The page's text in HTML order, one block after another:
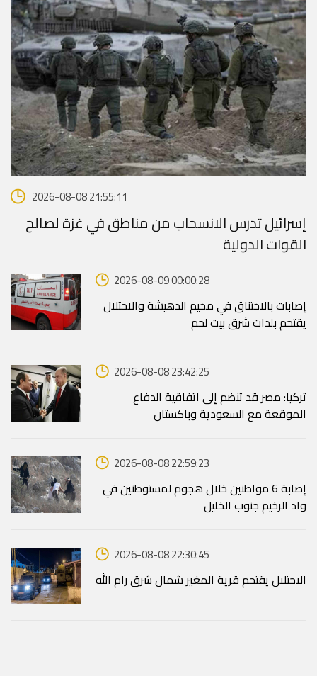
2026-08-08 21:55:11
إسرائيل تدرس الانسحاب من مناطق في غزة لصالح
القوات الدولية
2026-08-09 00:00:28
إصابات بالاختناق في مخيم الدهيشة والاحتلال
يقتحم بلدات شرق بيت لحم
2026-08-08 23:42:25
تركيا: مصر قد تنضم إلى اتفاقية الدفاع
الموقعة مع السعودية وباكستان
2026-08-08 22:59:23
إصابة 6 مواطنين خلال هجوم لمستوطنين في
واد الرخيم جنوب الخليل
2026-08-08 22:30:45
الاحتلال يقتحم قرية المغير شمال شرق رام الله